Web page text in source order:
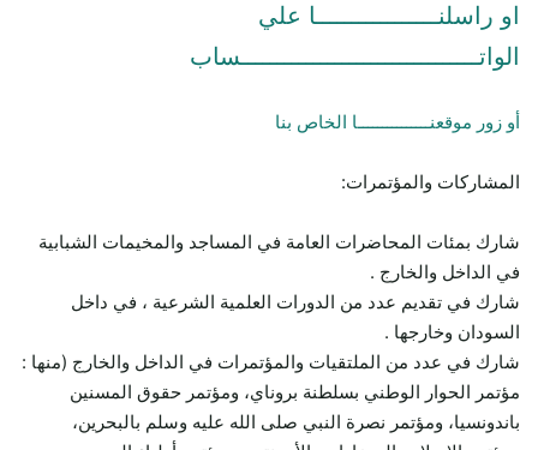
او راسلنـــــــــــــــــا علي
الواتـــــــــــــــــــــــــــــــــساب
أو زور موقعنـــــــــــــــا الخاص بنا
المشاركات والمؤتمرات:
شارك بمئات المحاضرات العامة في المساجد والمخيمات الشبابية
في الداخل والخارج .
شارك في تقديم عدد من الدورات العلمية الشرعية ، في داخل
السودان وخارجها .
شارك في عدد من الملتقيات والمؤتمرات في الداخل والخارج (منها :
مؤتمر الحوار الوطني بسلطنة بروناي، ومؤتمر حقوق المسنين
باندونسيا، ومؤتمر نصرة النبي صلى الله عليه وسلم بالبحرين،